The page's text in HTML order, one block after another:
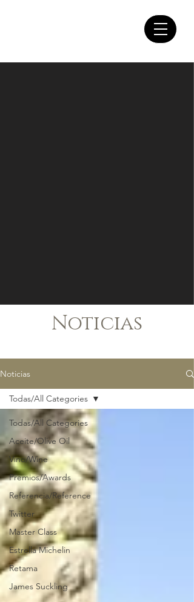
Noticias
Noticias
Todas/All Categories
Aceite/Olive Oil
Vino/Wine
Premios/Awards
Referencia/Reference
Twitter
Master Class
Estrella Michelin
Retama
James Suckling
Todas/All Categories